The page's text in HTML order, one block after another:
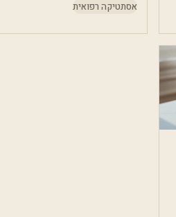
אסתטיקה רפואית